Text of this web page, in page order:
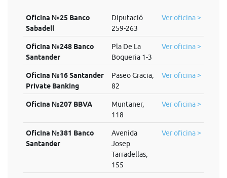
Oficina №25 Banco
Sabadell
Diputació
259-263
Ver oficina >
Oficina №248 Banco
Santander
Pla De La
Boqueria 1-3
Ver oficina >
Oficina №16 Santander
Private Banking
Paseo Gracia,
82
Ver oficina >
Oficina №207 BBVA
Muntaner,
118
Ver oficina >
Oficina №381 Banco
Santander
Avenida
Josep
Tarradellas,
155
Ver oficina >